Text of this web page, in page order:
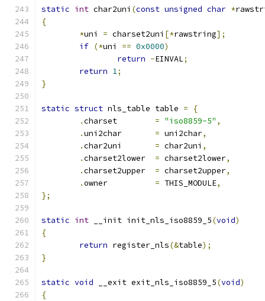
static int char2uni (const unsigned char *
{
*uni = charset2uni [*rawstring];
if (*uni == 0x0000)
return -EINVAL;
return 1;
}
static struct nls_table table =
{
.
= "iso8859-5" ,
.
= uni2char,
.
= char2uni ,
.
= charset2lower,
.
= charset2upper,
.
= THIS_MODULE,
};
static int __init init_nls_iso8859_5(void)
{
return register_nls(&table);
}
static void __exit exit_nls_iso8859_5(void)
{